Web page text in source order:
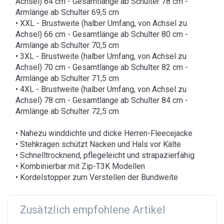
Armlänge ab Schulter 69,5 cm
• XXL - Brustweite (halber Umfang, von Achsel zu
Achsel) 66 cm - Gesamtlänge ab Schulter 80 cm -
Armlänge ab Schulter 70,5 cm
• 3XL - Brustweite (halber Umfang, von Achsel zu
Achsel) 70 cm - Gesamtlänge ab Schulter 82 cm -
Armlänge ab Schulter 71,5 cm
• 4XL - Brustweite (halber Umfang, von Achsel zu
Achsel) 78 cm - Gesamtlänge ab Schulter 84 cm -
Armlänge ab Schulter 72,5 cm
• Nahezu winddichte und dicke Herren-Fleecejacke
• Stehkragen schützt Nacken und Hals vor Kälte
• Schnelltrocknend, pflegeleicht und strapazierfähig
• Kombinierbar mit Zip-T3K Modellen
• Kordelstopper zum Verstellen der Bundweite
Zusätzlich empfohlene Artikel